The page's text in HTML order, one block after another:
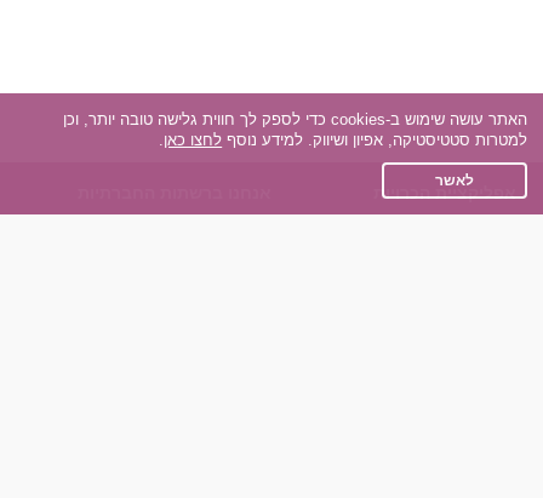
אפליקציית הכרויות
האתר עושה שימוש ב-cookies כדי לספק לך חווית גלישה טובה יותר, וכן
למטרות סטטיסטיקה, אפיון ושיווק. למידע נוסף לחצו כאן.
לאשר